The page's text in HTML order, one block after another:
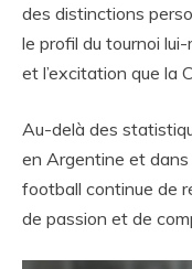
des distinctions
le profil du tournoi
et l’excitation que la
Au-delà des
en Argentine et dans
football continue de
de passion et de